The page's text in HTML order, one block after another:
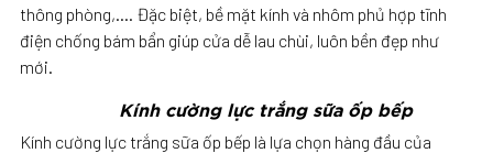
thông phòng,…. Đặc biệt, bề mặt kính và nhôm phủ hợp tĩnh
điện chống bám bẩn giúp cửa dễ lau chùi, luôn bền đẹp như
mới.
Kính cường lực trắng sữa ốp bếp
Kính cường lực trắng sữa ốp bếp là lựa chọn hàng đầu của